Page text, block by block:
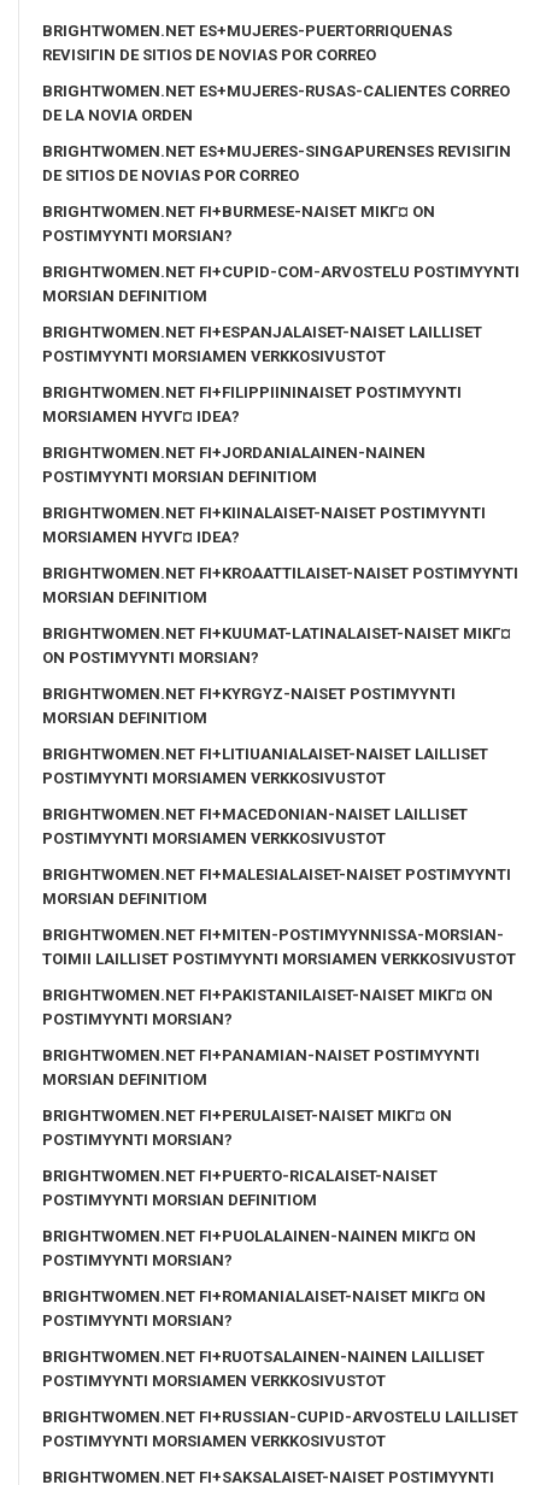
BRIGHTWOMEN.NET ES+MUJERES-PUERTORRIQUENAS
REVISIГІN DE SITIOS DE NOVIAS POR CORREO
BRIGHTWOMEN.NET ES+MUJERES-RUSAS-CALIENTES CORREO
DE LA NOVIA ORDEN
BRIGHTWOMEN.NET ES+MUJERES-SINGAPURENSES REVISIГІN
DE SITIOS DE NOVIAS POR CORREO
BRIGHTWOMEN.NET FI+BURMESE-NAISET MIKГ¤ ON
POSTIMYYNTI MORSIAN?
BRIGHTWOMEN.NET FI+CUPID-COM-ARVOSTELU POSTIMYYNTI
MORSIAN DEFINITIOM
BRIGHTWOMEN.NET FI+ESPANJALAISET-NAISET LAILLISET
POSTIMYYNTI MORSIAMEN VERKKOSIVUSTOT
BRIGHTWOMEN.NET FI+FILIPPIININAISET POSTIMYYNTI
MORSIAMEN HYVГ¤ IDEA?
BRIGHTWOMEN.NET FI+JORDANIALAINEN-NAINEN
POSTIMYYNTI MORSIAN DEFINITIOM
BRIGHTWOMEN.NET FI+KIINALAISET-NAISET POSTIMYYNTI
MORSIAMEN HYVГ¤ IDEA?
BRIGHTWOMEN.NET FI+KROAATTILAISET-NAISET POSTIMYYNTI
MORSIAN DEFINITIOM
BRIGHTWOMEN.NET FI+KUUMAT-LATINALAISET-NAISET MIKГ¤
ON POSTIMYYNTI MORSIAN?
BRIGHTWOMEN.NET FI+KYRGYZ-NAISET POSTIMYYNTI
MORSIAN DEFINITIOM
BRIGHTWOMEN.NET FI+LITIUANIALAISET-NAISET LAILLISET
POSTIMYYNTI MORSIAMEN VERKKOSIVUSTOT
BRIGHTWOMEN.NET FI+MACEDONIAN-NAISET LAILLISET
POSTIMYYNTI MORSIAMEN VERKKOSIVUSTOT
BRIGHTWOMEN.NET FI+MALESIALAISET-NAISET POSTIMYYNTI
MORSIAN DEFINITIOM
BRIGHTWOMEN.NET FI+MITEN-POSTIMYYNNISSA-MORSIAN-
TOIMII LAILLISET POSTIMYYNTI MORSIAMEN VERKKOSIVUSTOT
BRIGHTWOMEN.NET FI+PAKISTANILAISET-NAISET MIKГ¤ ON
POSTIMYYNTI MORSIAN?
BRIGHTWOMEN.NET FI+PANAMIAN-NAISET POSTIMYYNTI
MORSIAN DEFINITIOM
BRIGHTWOMEN.NET FI+PERULAISET-NAISET MIKГ¤ ON
POSTIMYYNTI MORSIAN?
BRIGHTWOMEN.NET FI+PUERTO-RICALAISET-NAISET
POSTIMYYNTI MORSIAN DEFINITIOM
BRIGHTWOMEN.NET FI+PUOLALAINEN-NAINEN MIKГ¤ ON
POSTIMYYNTI MORSIAN?
BRIGHTWOMEN.NET FI+ROMANIALAISET-NAISET MIKГ¤ ON
POSTIMYYNTI MORSIAN?
BRIGHTWOMEN.NET FI+RUOTSALAINEN-NAINEN LAILLISET
POSTIMYYNTI MORSIAMEN VERKKOSIVUSTOT
BRIGHTWOMEN.NET FI+RUSSIAN-CUPID-ARVOSTELU LAILLISET
POSTIMYYNTI MORSIAMEN VERKKOSIVUSTOT
BRIGHTWOMEN.NET FI+SAKSALAISET-NAISET POSTIMYYNTI